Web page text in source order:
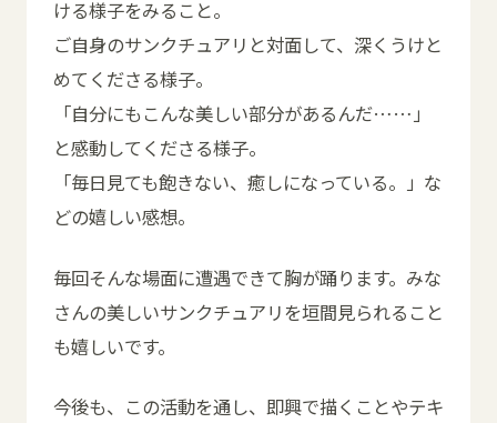
ける様子をみること。
ご自身のサンクチュアリと対面して、深くうけと
めてくださる様子。
「自分にもこんな美しい部分があるんだ……」
と感動してくださる様子。
「毎日見ても飽きない、癒しになっている。」な
どの嬉しい感想。
毎回そんな場面に遭遇できて胸が踊ります。みな
さんの美しいサンクチュアリを垣間見られること
も嬉しいです。
今後も、この活動を通し、即興で描くことやテキ